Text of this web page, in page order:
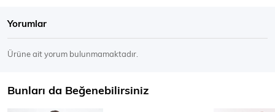
Yorumlar
Ürüne ait yorum bulunmamaktadır.
Bunları da Beğenebilirsiniz